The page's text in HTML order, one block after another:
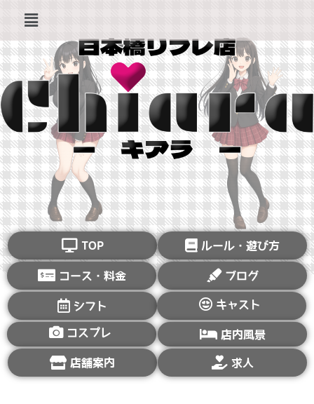
TOP ルール・遊び方
コース・料金 ブログ
シフト キャスト
コスプレ 店内風景
店舗案内 求人